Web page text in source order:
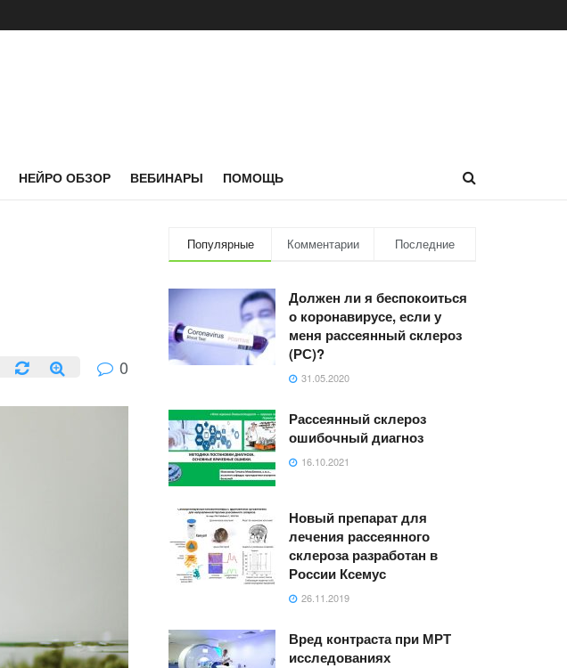
НЕЙРО ОБЗОР ВЕБИНАРЫ ПОМОЩЬ
0
Популярные Комментарии Последние
Должен ли я беспокоиться
о коронавирусе, если у
меня рассеянный склероз
(РС)?
31.05.2020
Рассеянный склероз
ошибочный диагноз
16.10.2021
Новый препарат для
лечения рассеянного
склероза разработан в
России Ксемус
26.11.2019
Вред контраста при МРТ
исследованиях